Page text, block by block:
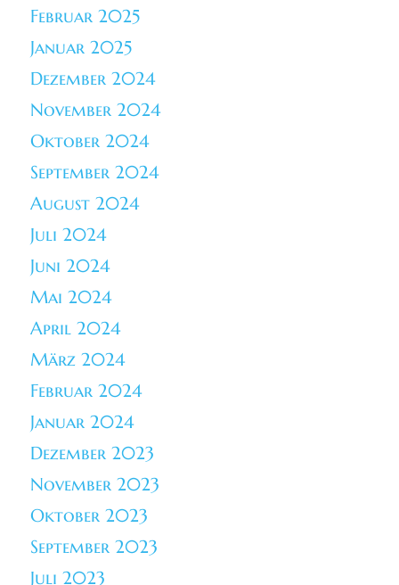
Februar 2025
Januar 2025
Dezember 2024
November 2024
Oktober 2024
September 2024
August 2024
Juli 2024
Juni 2024
Mai 2024
April 2024
März 2024
Februar 2024
Januar 2024
Dezember 2023
November 2023
Oktober 2023
September 2023
Juli 2023